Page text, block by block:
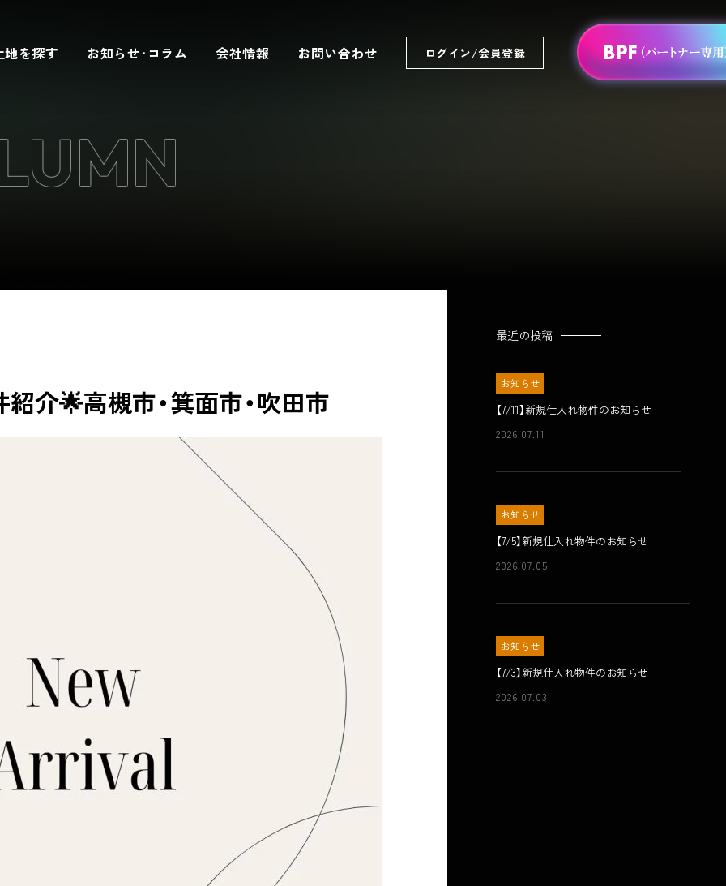
地を探す お知らせ･コラム 会社情報 お問い合わせ ログイン/会員登録
紹介🌟高槻市・箕面市・吹田市
最近の投稿
お知らせ
【7/11】新規仕入れ物件のお知らせ
2026.07.11
お知らせ
【7/5】新規仕入れ物件のお知らせ
2026.07.05
お知らせ
【7/3】新規仕入れ物件のお知らせ
2026.07.03